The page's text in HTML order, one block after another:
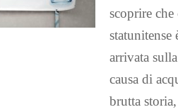
scoprire che
statunitense
arrivata
causa di
brutta